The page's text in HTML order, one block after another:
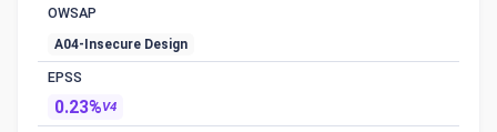
OWSAP
A04-Insecure Design
EPSS
0.23%V4